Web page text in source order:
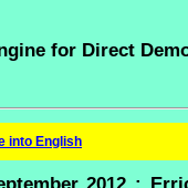
for Direct
into English